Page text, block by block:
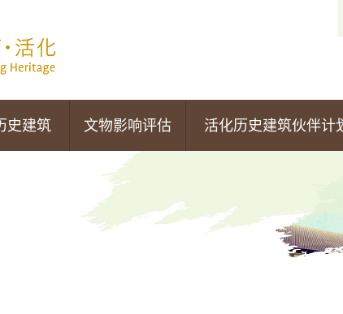
背景
委员会成员
史建筑 文物影响评估 活化历史建筑伙伴计
第二期活化计划
第三期活化计划